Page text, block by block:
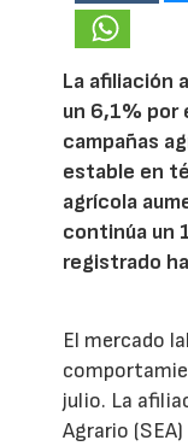
La afiliación
un 6,1% por
campañas
estable en
agrícola
continúa un
registrado
El mercado
julio. La
Agrario